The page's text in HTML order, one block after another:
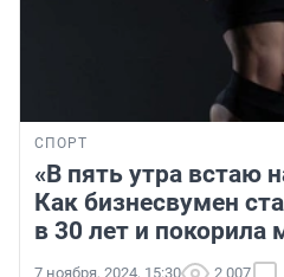
СПОРТ
«В пять утра встаю
Как бизнесвумен
в 30 лет и
7 ноября, 2024, 15:30 2 007